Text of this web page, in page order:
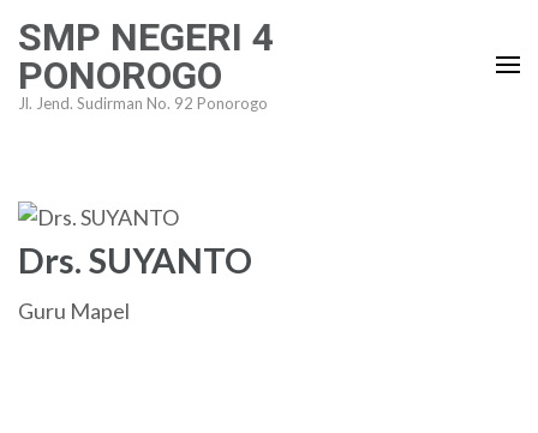
ke
konten
(Tekan
SMP NEGERI 4
PONOROGO
Jl. Jend. Sudirman No. 92 Ponorogo
Drs. SUYANTO
Guru Mapel